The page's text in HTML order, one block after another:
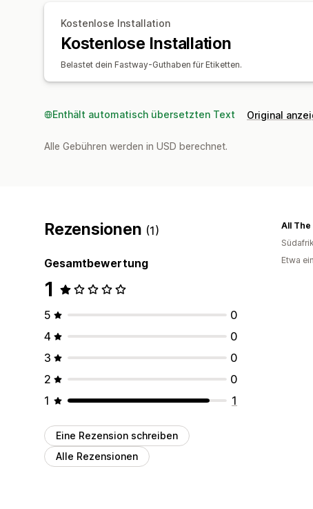
Kostenlose Installation
Kostenlose Installation
Belastet dein Fastway-Guthaben für Etiketten.
Enthält automatisch übersetzten Text Original
Alle Gebühren werden in USD berechnet.
Rezensionen (1)
Gesamtbewertung
1
5
0
4
0
3
0
2
0
1
1
Eine Rezension schreiben
Alle Rezensionen
All
Etwa